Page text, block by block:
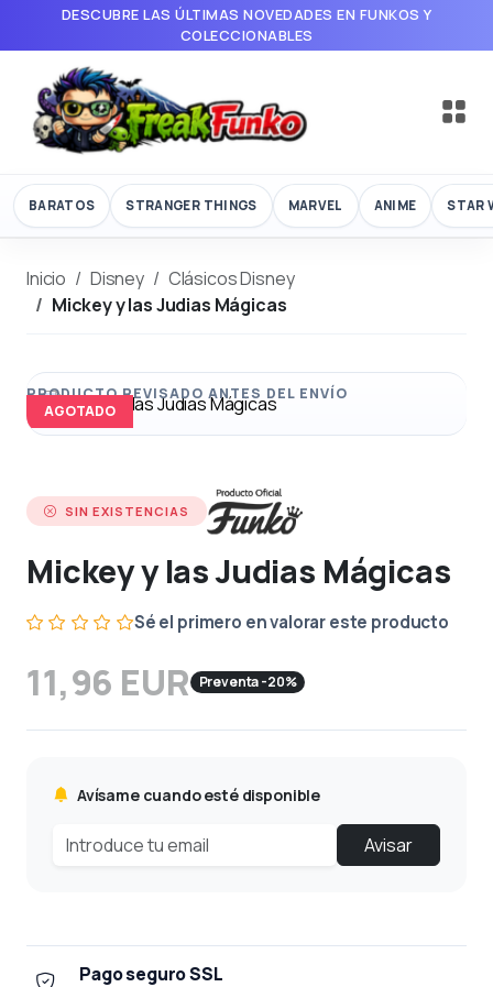
DESCUBRE LAS ÚLTIMAS NOVEDADES EN FUNKOS Y
COLECCIONABLES
BARATOS STRANGER THINGS MARVEL ANIME STAR
Inicio Disney
Clásicos Disney
Mickey y las Judias Mágicas
AGOTADO
SIN EXISTENCIAS
Mickey y las Judias Mágicas
Sé el primero en valorar este producto
11,96 EUR Preventa -20%
Avísame cuando esté disponible
Avisar
Pago seguro SSL